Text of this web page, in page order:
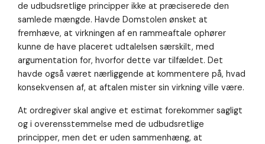
de udbudsretlige principper ikke at præciserede den
samlede mængde. Havde Domstolen ønsket at
fremhæve, at virkningen af en rammeaftale ophører
kunne de have placeret udtalelsen særskilt, med
argumentation for, hvorfor dette var tilfældet. Det
havde også været nærliggende at kommentere på, hvad
konsekvensen af, at aftalen mister sin virkning ville være.
At ordregiver skal angive et estimat forekommer sagligt
og i overensstemmelse med de udbudsretlige
principper, men det er uden sammenhæng, at